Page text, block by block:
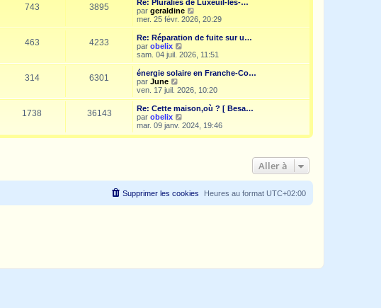
l
e
r
n
i
r
e
s
s
g
e
743 3895
Re: Pluralies de Luxeuil-les-…
par geraldine
o
i
r
e
d
r
n
i
r
e
s
mer. 25 févr. 2026, 20:29
463 4233
Re: Réparation de fuite sur u…
par obelix
o
i
r
e
e
r
n
i
e
s
a
g
e
sam. 04 juil. 2026, 11:51
314 6301
énergie solaire en Franche-Co…
par June
o
i
r
l
e
e
r
m
s
ven. 17 juil. 2026, 10:20
1738 36143
Re: Cette maison,où ? [ Besa…
par obelix
o
i
n
g
mar. 09 janv. 2024, 19:46
Aller à
Heures au format UTC+02:00
Supprimer les cookies